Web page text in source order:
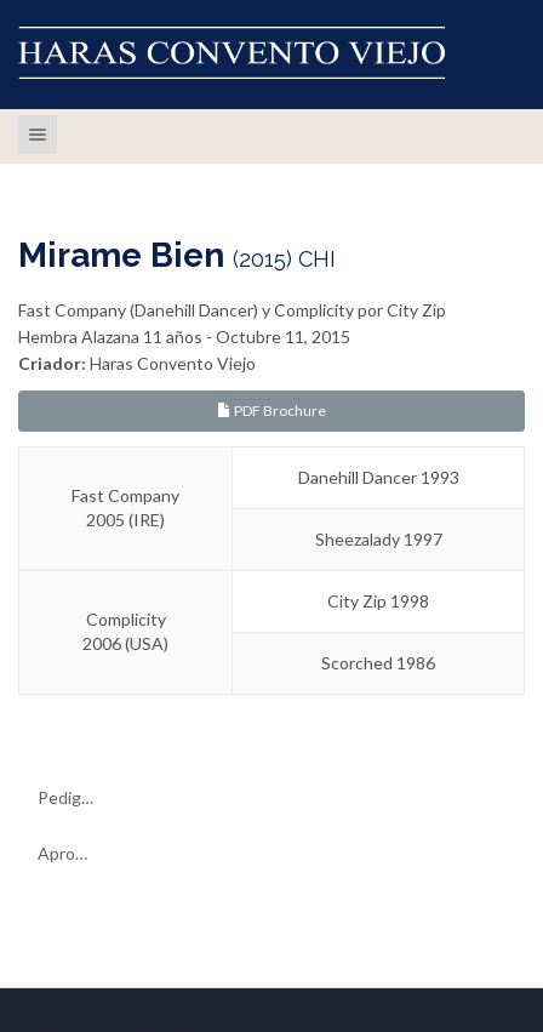
Mirame Bien (2015) CHI
Fast Company (Danehill Dancer) y Complicity por City Zip
Hembra Alazana 11 años - Octubre 11, 2015
Criador: Haras Convento Viejo
PDF Brochure
Fast Company
2005 (IRE)
Danehill Dancer 1993
Sheezalady 1997
Complicity
2006 (USA)
City Zip 1998
Scorched 1986
Pedigree
Aprontes